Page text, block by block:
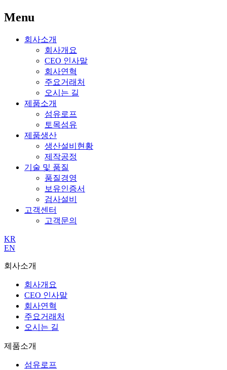
Menu
회사소개
회사개요
CEO 인사말
회사연혁
주요거래처
오시는 길
제품소개
섬유로프
토목섬유
제품생산
생산설비현황
제작공정
기술 및 품질
품질경영
보유인증서
검사설비
고객센터
고객문의
KR
EN
회사소개
회사개요
CEO 인사말
회사연혁
주요거래처
오시는 길
제품소개
섬유로프